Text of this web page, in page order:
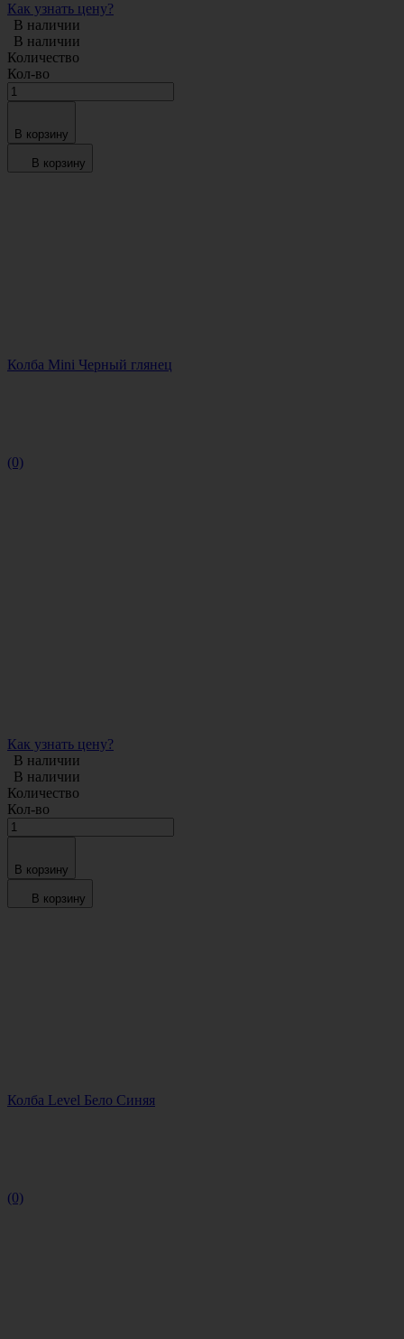
Как узнать цену?
В наличии
В наличии
Количество
Кол-во
В корзину
В корзину
Колба Mini Черный глянец
(0)
Как узнать цену?
В наличии
В наличии
Количество
Кол-во
В корзину
В корзину
Колба Level Бело Синяя
(0)